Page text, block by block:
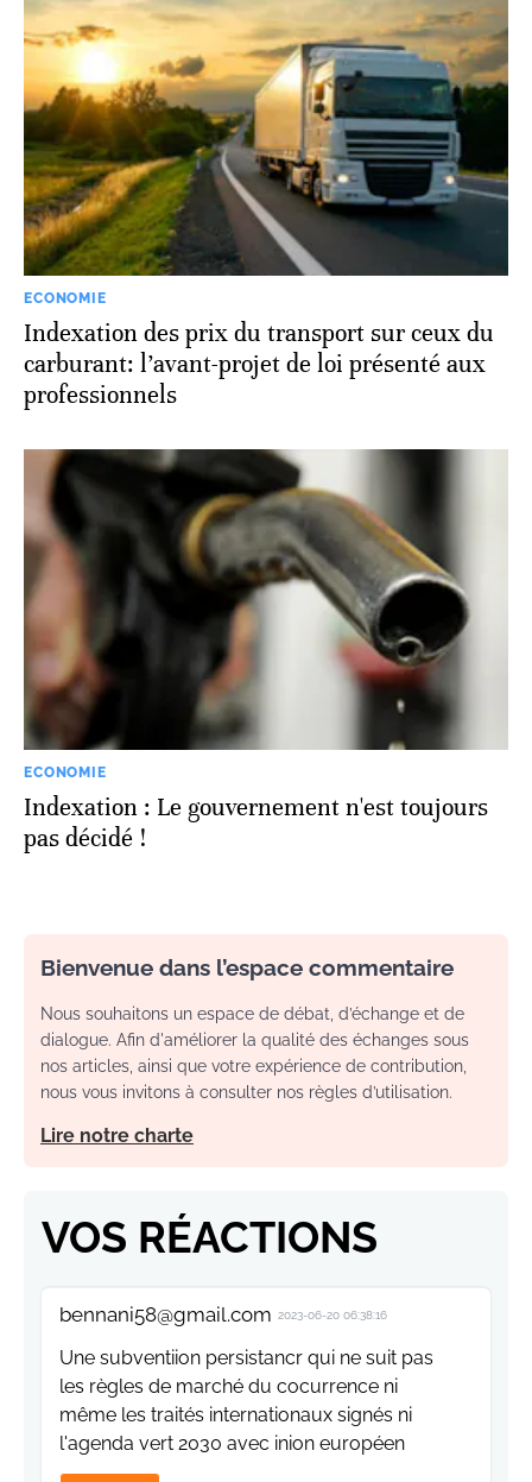
ECONOMIE
Indexation des prix du transport sur ceux du
carburant: l’avant-projet de loi présenté aux
professionnels
ECONOMIE
Indexation : Le gouvernement n'est toujours
pas décidé !
Bienvenue dans l’espace commentaire
Nous souhaitons un espace de débat, d’échange et de
dialogue. Afin d'améliorer la qualité des échanges sous
nos articles, ainsi que votre expérience de contribution,
nous vous invitons à consulter nos règles d’utilisation.
Lire notre charte
VOS RÉACTIONS
bennani58@gmail.com 2023-06-20 06:38:16
Une subventiion persistancr qui ne suit pas
les règles de marché du cocurrence ni
même les traités internationaux signés ni
l'agenda vert 2030 avec inion européen